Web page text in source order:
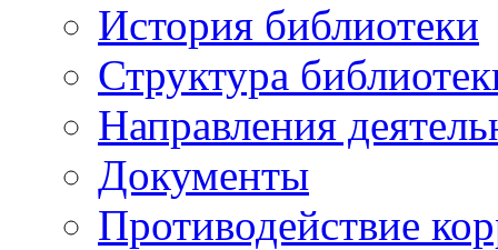
История библиотеки
Структура
Направления
Документы
Противодействие